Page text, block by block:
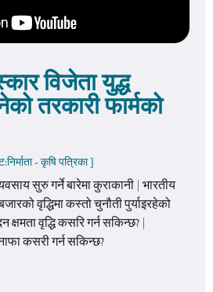
विजेता युद्ध
तरकारी फार्मको
निर्माता - कृषि पत्रिका]
सुरु गर्ने बारेमा कुराकानी | भारतीय
वृद्धिमा कस्तो चुनौती पुर्याइरहेको
क्षमता वृद्धि कसरि गर्न सकिन्छ? |
कसरी गर्न सकिन्छ?